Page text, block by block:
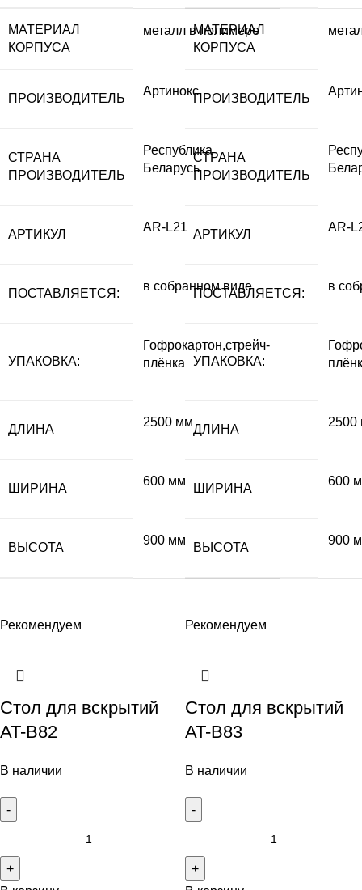
МАТЕРИАЛ
КОРПУСА
металл в полимере
ПРОИЗВОДИТЕЛЬ
Артинокс
СТРАНА
ПРОИЗВОДИТЕЛЬ
Республика
Беларусь
АРТИКУЛ
AR-L21
ПОСТАВЛЯЕТСЯ:
в собранном виде
УПАКОВКА:
Гофрокартон,стрейч-
плёнка
ДЛИНА
2500 мм
ШИРИНА
600 мм
ВЫСОТА
900 мм
МАТЕРИАЛ
КОРПУСА
ПРОИЗВОДИТЕЛЬ
СТРАНА
ПРОИЗВОДИТЕЛЬ
АРТИКУЛ
AR-
ПОСТАВЛЯЕТСЯ:
в
УПАКОВКА:
ДЛИНА
2500
ШИРИНА
600
ВЫСОТА
900
Рекомендуем
Стол для вскрытий
AT-B82
В наличии
Рекомендуем
Стол для вскрытий
AT-B83
В наличии